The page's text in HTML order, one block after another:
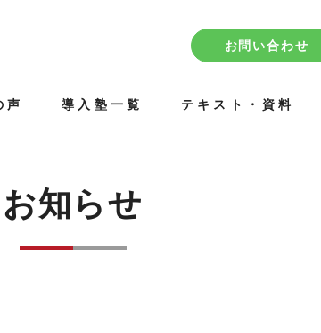
お問い合わせ
声 導入塾一覧 テキスト・資料
お知らせ